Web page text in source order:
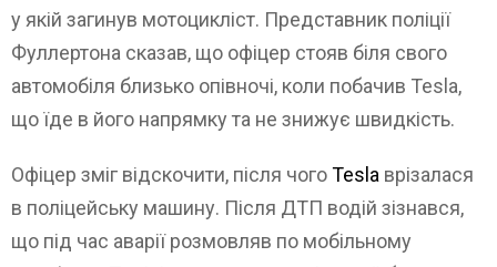
у якій загинув мотоцикліст. Представник поліції
Фуллертона сказав, що офіцер стояв біля свого
автомобіля близько опівночі, коли побачив Tesla,
що їде в його напрямку та не знижує швидкість.
Офіцер зміг відскочити, після чогоTesla врізалася
в поліцейську машину. Після ДТП водій зізнався,
що під час аварії розмовляв по мобільному